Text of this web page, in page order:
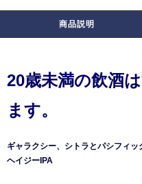
商品説明
20歳未満の飲酒
ます。
ギャラクシー、シトラとパシフィ
ヘイジーIPA